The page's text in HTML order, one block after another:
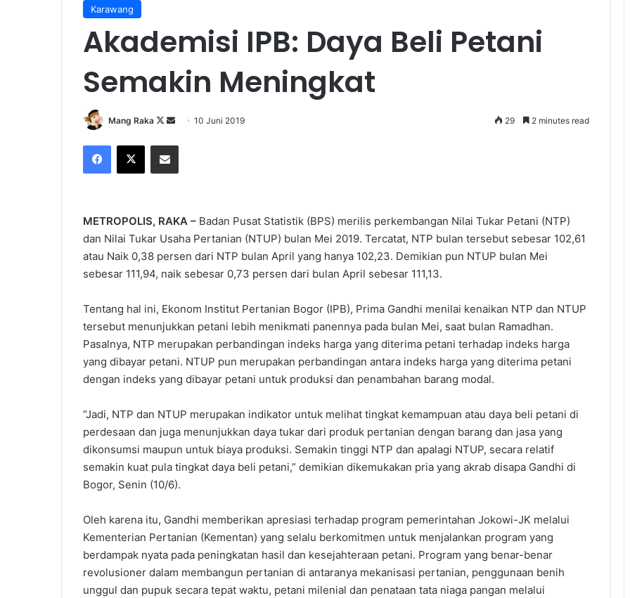
Karawang
Akademisi IPB: Daya Beli Petani
Semakin Meningkat
Mang Raka
Follow
X
Send10 Juni 2019 29 2 minutes read
Facebook
X Share via Email
METROPOLIS, RAKA – Badan Pusat Statistik (BPS) merilis perkembangan Nilai Tukar Petani (NTP)
dan Nilai Tukar Usaha Pertanian (NTUP) bulan Mei 2019. Tercatat, NTP bulan tersebut sebesar 102,61
atau Naik 0,38 persen dari NTP bulan April yang hanya 102,23. Demikian pun NTUP bulan Mei
sebesar 111,94, naik sebesar 0,73 persen dari bulan April sebesar 111,13.
Tentang hal ini, Ekonom Institut Pertanian Bogor (IPB), Prima Gandhi menilai kenaikan NTP dan NTUP
tersebut menunjukkan petani lebih menikmati panennya pada bulan Mei, saat bulan Ramadhan.
Pasalnya, NTP merupakan perbandingan indeks harga yang diterima petani terhadap indeks harga
yang dibayar petani. NTUP pun merupakan perbandingan antara indeks harga yang diterima petani
dengan indeks yang dibayar petani untuk produksi dan penambahan barang modal.
“Jadi, NTP dan NTUP merupakan indikator untuk melihat tingkat kemampuan atau daya beli petani di
perdesaan dan juga menunjukkan daya tukar dari produk pertanian dengan barang dan jasa yang
dikonsumsi maupun untuk biaya produksi. Semakin tinggi NTP dan apalagi NTUP, secara relatif
semakin kuat pula tingkat daya beli petani,” demikian dikemukakan pria yang akrab disapa Gandhi di
Bogor, Senin (10/6).
Oleh karena itu, Gandhi memberikan apresiasi terhadap program pemerintahan Jokowi-JK melalui
Kementerian Pertanian (Kementan) yang selalu berkomitmen untuk menjalankan program yang
berdampak nyata pada peningkatan hasil dan kesejahteraan petani. Program yang benar-benar
revolusioner dalam membangun pertanian di antaranya mekanisasi pertanian, penggunaan benih
unggul dan pupuk secara tepat waktu, petani milenial dan penataan tata niaga pangan melalui